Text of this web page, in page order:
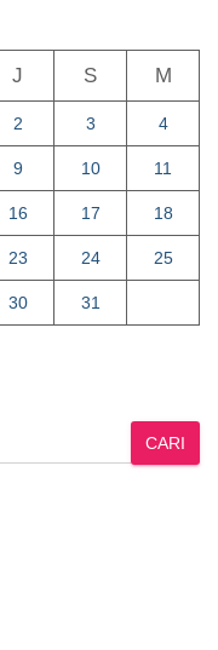
J S M
2 3 4
9 10 11
16 17 18
23 24 25
30
31
CARI